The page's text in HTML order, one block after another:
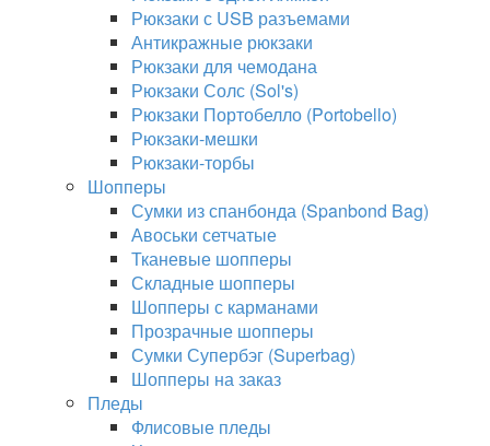
Рюкзаки с USB разъемами
Антикражные рюкзаки
Рюкзаки для чемодана
Рюкзаки Солс (Sol's)
Рюкзаки Портобелло (Portobello)
Рюкзаки-мешки
Рюкзаки-торбы
Шопперы
Сумки из спанбонда (Spanbond Bag)
Авоськи сетчатые
Тканевые шопперы
Складные шопперы
Шопперы с карманами
Прозрачные шопперы
Сумки Супербэг (Superbag)
Шопперы на заказ
Пледы
Флисовые пледы